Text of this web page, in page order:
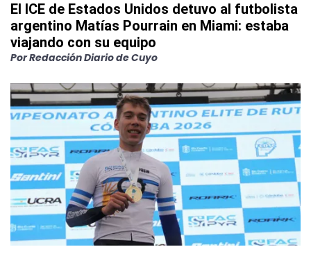
El ICE de Estados Unidos detuvo al futbolista
argentino Matías Pourrain en Miami: estaba
viajando con su equipo
PorRedacción Diario de Cuyo